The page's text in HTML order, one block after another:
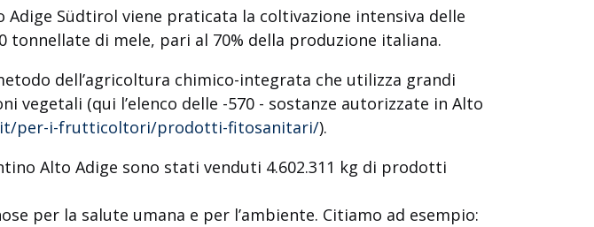
Südtirol viene praticata la coltivazione intensiva delle
tonnellate di mele, pari al 70% della produzione italiana.
dell’agricoltura chimico-integrata che utilizza grandi
(qui l’elenco delle -570 - sostanze autorizzate in Alto
per-i-frutticoltori/prodotti-fitosanitari/).
Alto Adige sono stati venduti 4.602.311 kg di prodotti
per la salute umana e per l’ambiente. Citiamo ad esempio: